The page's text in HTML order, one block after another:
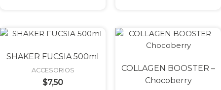
SHAKER FUCSIA 500ml
ACCESORIOS
$7,50
COLLAGEN BOOSTER –
Chocoberry